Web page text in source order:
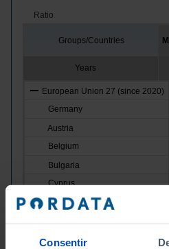
Consentir
Ratio
Groups/Countries
Years
European Union 27 (since 2020)
Germany
Austria
Belgium
Bulgaria
Cyprus
Croatia
Slovakia